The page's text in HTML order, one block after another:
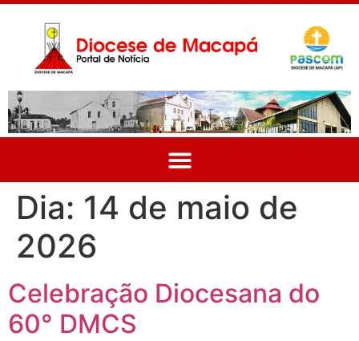
Dia: 14 de maio de
2026
Celebração Diocesana do
60° DMCS